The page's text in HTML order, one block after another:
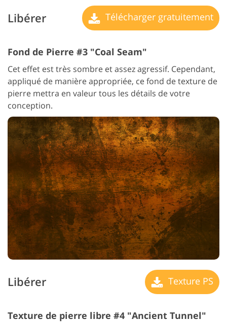
Libérer Télécharger gratuitement
Fond de Pierre #3 "Coal Seam"
Cet effet est très sombre et assez agressif. Cependant,
appliqué de manière appropriée, ce fond de texture de
pierre mettra en valeur tous les détails de votre
conception.
Libérer Texture PS
Texture de pierre libre #4 "Ancient Tunnel"